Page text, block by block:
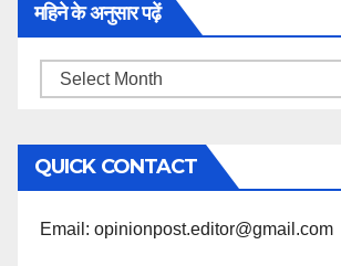
महिने के अनुसार पढ़ें
महिने
अनुसार
पढ़ें
QUICK CONTACT
Email: opinionpost.editor@gmail.com